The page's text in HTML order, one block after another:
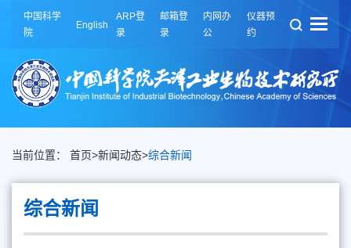
中国科学
院
English
ARP登
录
邮箱登
录
内网办
公
仪器预
约
当前位置： 首页>新闻动态>综合新闻
综合新闻